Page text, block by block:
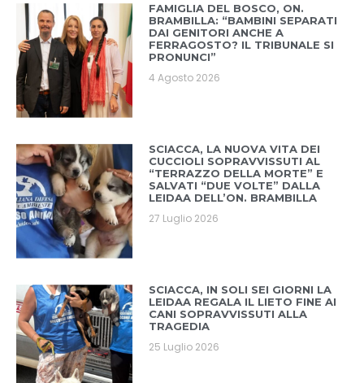
FAMIGLIA DEL BOSCO, ON.
BRAMBILLA: “BAMBINI SEPARATI
DAI GENITORI ANCHE A
FERRAGOSTO? IL TRIBUNALE SI
PRONUNCI”
4 Agosto 2026
SCIACCA, LA NUOVA VITA DEI
CUCCIOLI SOPRAVVISSUTI AL
“TERRAZZO DELLA MORTE” E
SALVATI “DUE VOLTE” DALLA
LEIDAA DELL’ON. BRAMBILLA
27 Luglio 2026
SCIACCA, IN SOLI SEI GIORNI LA
LEIDAA REGALA IL LIETO FINE AI
CANI SOPRAVVISSUTI ALLA
TRAGEDIA
25 Luglio 2026